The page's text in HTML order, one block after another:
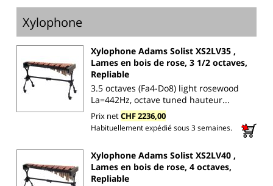
Xylophone
Xylophone Adams Solist XS2LV35 ,
Lames en bois de rose, 3 1/2 octaves,
Repliable
3.5 octaves (Fa4-Do8) light rosewood
La=442Hz, octave tuned hauteur...
Prix netCHF 2236,00
Habituellement expédié sous 3 semaines.
Xylophone Adams Solist XS2LV40 ,
Lames en bois de rose, 4 octaves,
Repliable